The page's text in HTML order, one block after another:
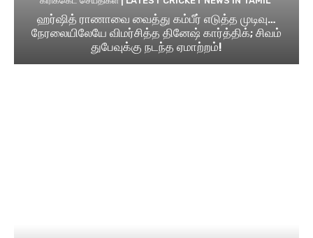
ஹர்ஷித் ராணாவை வைத்து கம்பீர் எடுத்த முடிவு…
நேரலையிலேயே விமர்சித்த தினேஷ் கார்த்திக்; சிவம்
துபேவுக்கு நடந்த ஏமாற்றம்!